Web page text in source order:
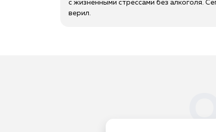
с жизненными стрессами без алкоголя.
верил.